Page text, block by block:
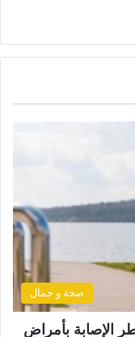
صحة و جمال
الإصابة بأمراض